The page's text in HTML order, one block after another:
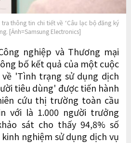
thông tin chi tiết về ‘Câu lạc bộ đăng ký
[Ảnh=Samsung Electronics]
nghiệp và Thương mại
bố kết quả của một cuộc
'Tình trạng sử dụng dịch
tiêu dùng' được tiến hành
cứu thị trường toàn cầu
với là 1.000 người trưởng
sát cho thấy 94,8% số
nghiệm sử dụng dịch vụ